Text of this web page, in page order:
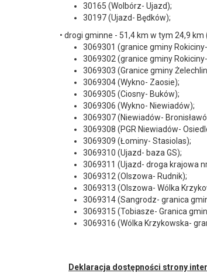
30165 (Wolbórz- Ujazd);
30197 (Ujazd- Będków);
• drogi gminne - 51,4 km w tym 24,9
3069301 (granice gminy
3069302 (granice gminy
3069303 (Granice gminy
3069304 (Wykno- Zaosie);
3069305 (Ciosny- Buków);
3069306 (Wykno- Niewiadów);
3069307 (Niewiadów-
3069308 (PGR Niewiadów-
3069309 (Łominy- Stasiolas);
3069310 (Ujazd- baza GS);
3069311 (Ujazd- droga krajowa
3069312 (Olszowa- Rudnik);
3069313 (Olszowa- Wólka
3069314 (Sangrodz- granica
3069315 (Tobiasze- Granica
3069316 (Wólka Krzykowska-
Deklaracja dostępności strony